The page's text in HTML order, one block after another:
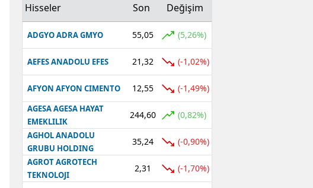
Hisseler Son Değişim
ADGYO ADRA GMYO 55,05 (5,26%)
AEFES ANADOLU EFES 21,32 (-1,02%)
AFYON AFYON CIMENTO 12,55 (-1,49%)
AGESA AGESA HAYAT
EMEKLILIK
244,60 (0,82%)
AGHOL ANADOLU
GRUBU HOLDING
35,24 (-0,90%)
AGROT AGROTECH
TEKNOLOJI
2,31 (-1,70%)